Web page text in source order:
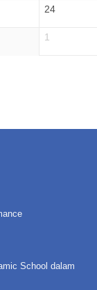
24
1
School dalam